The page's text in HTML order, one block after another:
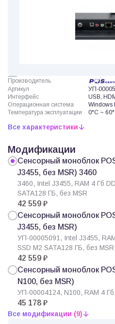
Производитель
Артикул
УП-
Интерфейс
USB,
Операционная система
Windows
Температура эксплуатации
0°C ~
Все характеристики
Модификации
Сенсорный моноблок
J3455, без MSR) 3460
3460, Intel J3455, RAM 4 Гб
SATA128 ГБ, без MSR
42 559 ₽
Сенсорный моноблок
J3455, без MSR)
УП-00005091, Intel J3455,
SSD M2 SATA128 ГБ, без MSR
42 559 ₽
Сенсорный моноблок
N100, без MSR)
УП-00004124, N100, RAM 4
45 178 ₽
Все модификации (9)